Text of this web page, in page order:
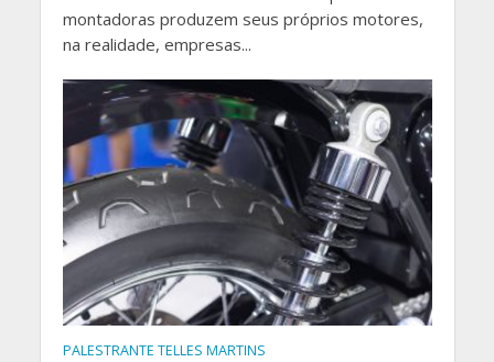
montadoras produzem seus próprios motores,
na realidade, empresas...
PALESTRANTE TELLES MARTINS